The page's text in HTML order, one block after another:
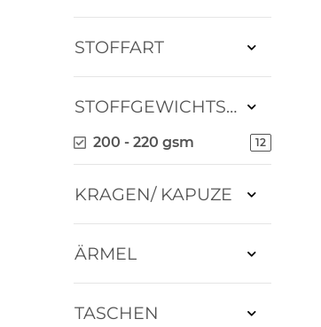
STOFFART
STOFFGEWICHTSKLASSE
200 - 220 gsm 12
KRAGEN/ KAPUZE
ÄRMEL
TASCHEN